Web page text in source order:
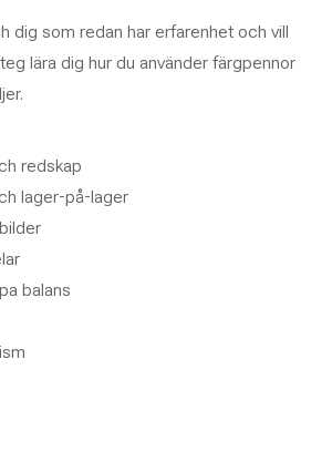
dig som redan har erfarenhet och vill
lära dig hur du använder färgpennor
redskap
lager-på-lager
balans